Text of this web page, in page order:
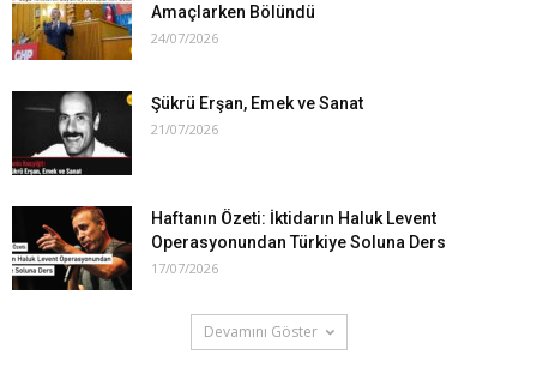
Amaçlarken Bölündü
24/07/2026
Şükrü Erşan, Emek ve Sanat
21/07/2026
Haftanın Özeti: İktidarın Haluk Levent
Operasyonundan Türkiye Soluna Ders
17/07/2026
Devamını Göster